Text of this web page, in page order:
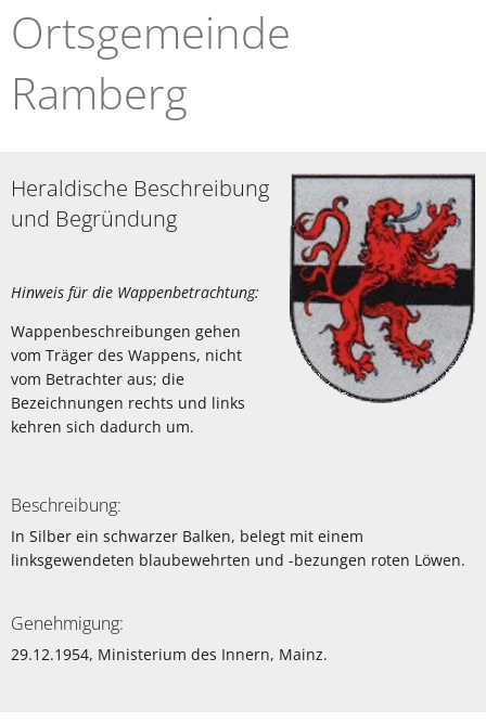
der
Ortsgemeinde
Ortsgemeinde
Ramberg
Heraldische Beschreibung
und Begründung
Hinweis für die Wappenbetrachtung:
Wappenbeschreibungen gehen
vom Träger des Wappens, nicht
vom Betrachter aus; die
Bezeichnungen rechts und links
kehren sich dadurch um.
Beschreibung:
In Silber ein schwarzer Balken, belegt mit einem
linksgewendeten blaubewehrten und -bezungen roten Löwen.
Genehmigung:
29.12.1954, Ministerium des Innern, Mainz.